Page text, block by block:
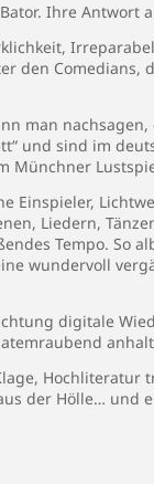
Ihre Antwort
den Comedians,
man
und sind im
Münchner
Einspieler,
Liedern,
Tempo. So
wundervoll
digitale
Hochliteratur
der Hölle…